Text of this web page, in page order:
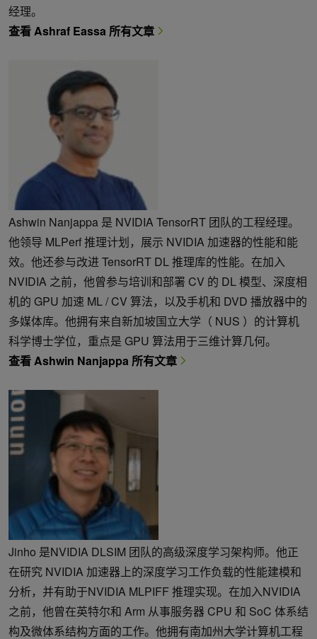
经理。
查看 Ashraf Eassa 所有文章
Ashwin Nanjappa 是 NVIDIA TensorRT 团队的工程经理。
他领导 MLPerf 推理计划，展示 NVIDIA 加速器的性能和能
效。他还参与改进 TensorRT DL 推理库的性能。在加入
NVIDIA 之前，他曾参与培训和部署 CV 的 DL 模型、深度相
机的 GPU 加速 ML / CV 算法，以及手机和 DVD 播放器中的
多媒体库。他拥有来自新加坡国立大学（ NUS ）的计算机
科学博士学位，重点是 GPU 算法用于三维计算几何。
查看 Ashwin Nanjappa 所有文章
Jinho 是NVIDIA DLSIM 团队的高级深度学习架构师。他正
在研究 NVIDIA 加速器上的深度学习工作负载的性能建模和
分析，并有助于NVIDIA MLPIFF 推理实现。在加入NVIDIA
之前，他曾在英特尔和 Arm 从事服务器 CPU 和 SoC 体系结
构及微体系结构方面的工作。他拥有南加州大学计算机工程